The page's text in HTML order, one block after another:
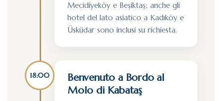
Mecidiyeköy e Beşiktaş; anche gli
hotel del lato asiatico a Kadıköy e
Üsküdar sono inclusi su richiesta.
18:00
Benvenuto a Bordo al
Molo di Kabataş